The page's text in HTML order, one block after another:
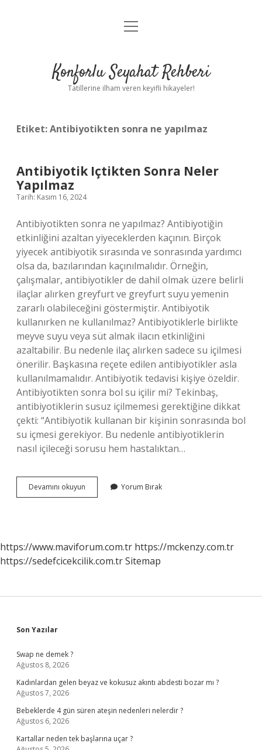
Anasayfa
Yasal Uyarı
menüyü
Konforlu Seyahat Rehberi
Tatillerine ilham veren keyifli hikayeler!
Etiket:Antibiyotikten sonra ne yapılmaz
Antibiyotik Içtikten Sonra Neler
Yapılmaz
Tarih: Kasım 16, 2024
Antibiyotikten sonra ne yapılmaz? Antibiyotiğin
etkinliğini azaltan yiyeceklerden kaçının. Birçok
yiyecek antibiyotik sırasında ve sonrasında yardımcı
olsa da, bazılarından kaçınılmalıdır. Örneğin,
çalışmalar, antibiyotikler de dahil olmak üzere belirli
ilaçlar alırken greyfurt ve greyfurt suyu yemenin
zararlı olabileceğini göstermiştir. Antibiyotik
kullanırken ne kullanılmaz? Antibiyotiklerle birlikte
meyve suyu veya süt almak ilacın etkinliğini
azaltabilir. Bu nedenle ilaç alırken sadece su içilmesi
önerilir. Başkasına reçete edilen antibiyotikler asla
kullanılmamalıdır. Antibiyotik tedavisi kişiye özeldir.
Antibiyotikten sonra bol su içilir mi? Tekinbaş,
antibiyotiklerin susuz içilmemesi gerektiğine dikkat
çekti: “Antibiyotik kullanan bir kişinin sonrasında bol
su içmesi gerekiyor. Bu nedenle antibiyotiklerin
nasıl içileceği sorusu hem hastalıktan…
Devamını okuyun Antibiyotik
Içtikten
Yorum Bırak
https://www.maviforum.com.tr https://mckenzy.com.tr
https://sedefcicekcilik.com.trSitemap
Sidebar
Son Yazılar
Swap ne demek ?
Ağustos 8, 2026
Kadınlardan gelen beyaz ve kokusuz akıntı abdesti bozar mı ?
Ağustos 7, 2026
Bebeklerde 4 gün süren ateşin nedenleri nelerdir ?
Ağustos 6, 2026
Kartallar neden tek başlarına uçar ?